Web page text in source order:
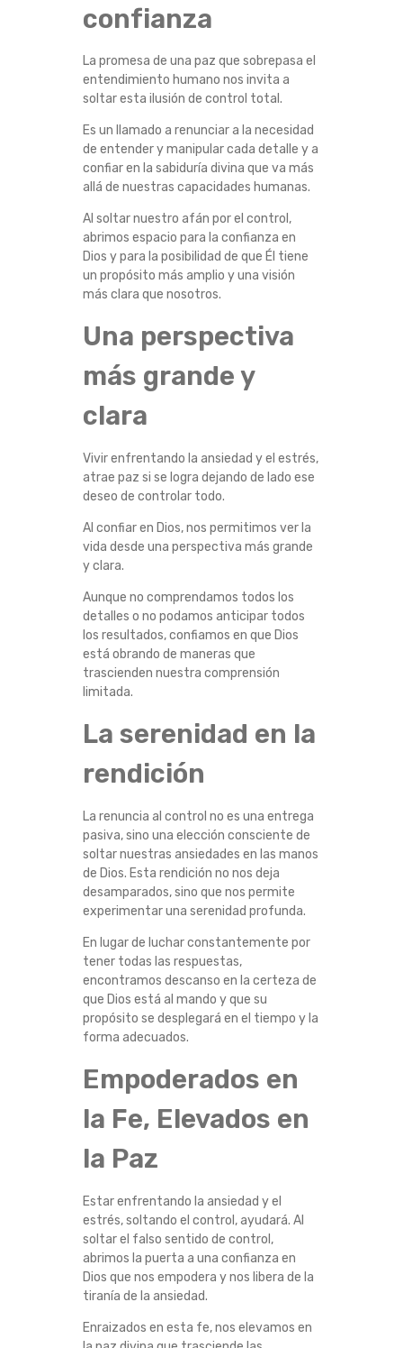
confianza
La promesa de una paz que sobrepasa el
entendimiento humano nos invita a
soltar esta ilusión de control total.
Es un llamado a renunciar a la necesidad
de entender y manipular cada detalle y a
confiar en la sabiduría divina que va más
allá de nuestras capacidades humanas.
Al soltar nuestro afán por el control,
abrimos espacio para la confianza en
Dios y para la posibilidad de que Él tiene
un propósito más amplio y una visión
más clara que nosotros.
Una perspectiva
más grande y
clara
Vivir enfrentando la ansiedad y el estrés,
atrae paz si se logra dejando de lado ese
deseo de controlar todo.
Al confiar en Dios, nos permitimos ver la
vida desde una perspectiva más grande
y clara.
Aunque no comprendamos todos los
detalles o no podamos anticipar todos
los resultados, confiamos en que Dios
está obrando de maneras que
trascienden nuestra comprensión
limitada.
La serenidad en la
rendición
La renuncia al control no es una entrega
pasiva, sino una elección consciente de
soltar nuestras ansiedades en las manos
de Dios. Esta rendición no nos deja
desamparados, sino que nos permite
experimentar una serenidad profunda.
En lugar de luchar constantemente por
tener todas las respuestas,
encontramos descanso en la certeza de
que Dios está al mando y que su
propósito se desplegará en el tiempo y la
forma adecuados.
Empoderados en
la Fe, Elevados en
la Paz
Estar enfrentando la ansiedad y el
estrés, soltando el control, ayudará. Al
soltar el falso sentido de control,
abrimos la puerta a una confianza en
Dios que nos empodera y nos libera de la
tiranía de la ansiedad.
Enraizados en esta fe, nos elevamos en